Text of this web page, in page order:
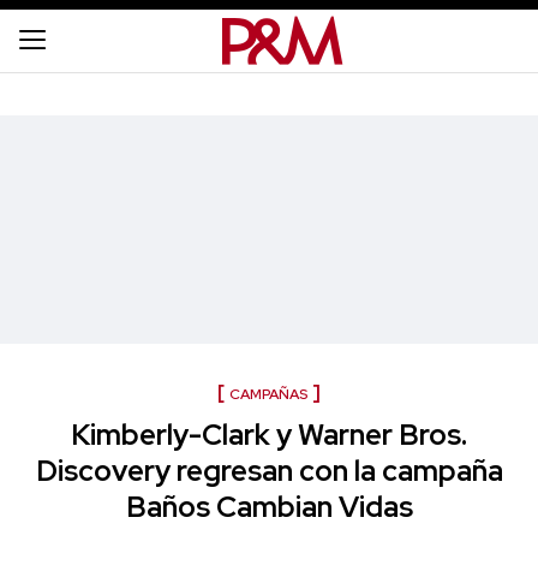
CAMPAÑAS
Kimberly-Clark y Warner Bros.
Discovery regresan con la campaña
Baños Cambian Vidas